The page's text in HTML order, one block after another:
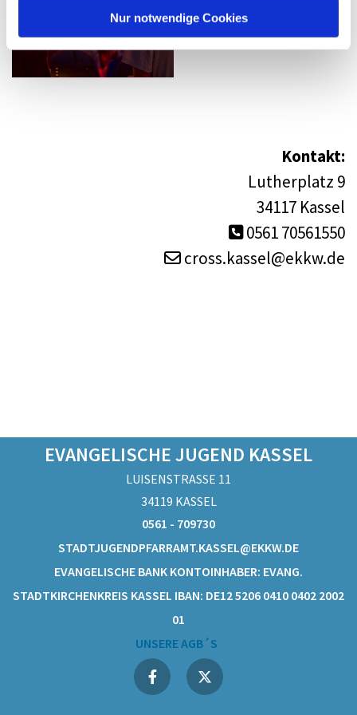
Nur notwendige Cookies
Kontakt:
Lutherplatz 9
34117 Kassel
0561 70561550
 cross.kassel@ekkw.de
EVANGELISCHE JUGEND KASSEL
LUISENSTRASSE 11
34119 KASSEL
0561 - 709730
STADTJUGENDPFARRAMT.KASSEL@EKKW.DE
EVANGELISCHE BANK KONTOINHABER: EVANG.
STADTKIRCHENKREIS KASSEL IBAN: DE12 5206 0410 0402 2002
01
UNSERE AGB´S